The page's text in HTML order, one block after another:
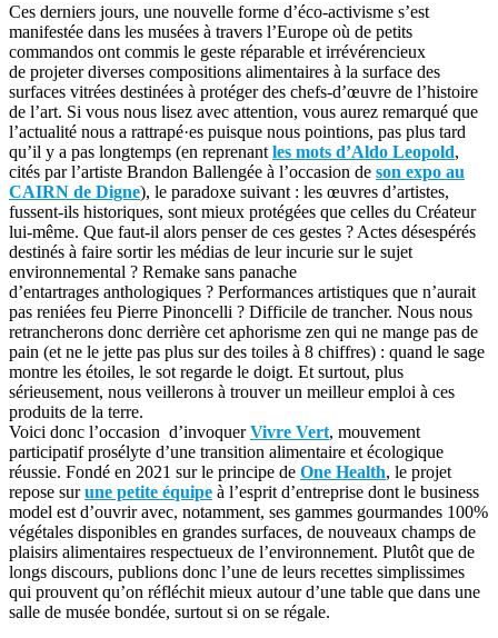
Ces derniers jours, une nouvelle forme d’éco-activisme s’est
manifestée dans les musées à travers l’Europe où de petits
commandos ont commis le geste réparable et irrévérencieux
de projeter diverses compositions alimentaires à la surface des
surfaces vitrées destinées à protéger des chefs-d’œuvre de l’histoire
de l’art. Si vous nous lisez avec attention, vous aurez remarqué que
l’actualité nous a rattrapé·es puisque nous pointions, pas plus tard
qu’il y a pas longtemps (en reprenant les mots d’Aldo Leopold,
cités par l’artiste Brandon Ballengée à l’occasion de son expo au
CAIRN de Digne), le paradoxe suivant : les œuvres d’artistes,
fussent-ils historiques, sont mieux protégées que celles du Créateur
lui-même. Que faut-il alors penser de ces gestes ? Actes désespérés
destinés à faire sortir les médias de leur incurie sur le sujet
environnemental ? Remake sans panache
d’entartrages anthologiques ? Performances artistiques que n’aurait
pas reniées feu Pierre Pinoncelli ? Difficile de trancher. Nous nous
retrancherons donc derrière cet aphorisme zen qui ne mange pas de
pain (et ne le jette pas plus sur des toiles à 8 chiffres) : quand le sage
montre les étoiles, le sot regarde le doigt. Et surtout, plus
sérieusement, nous veillerons à trouver un meilleur emploi à ces
produits de la terre.
Voici donc l’occasion d’invoquerVivre Vert, mouvement
participatif prosélyte d’une transition alimentaire et écologique
réussie. Fondé en 2021 sur le principe de One Health, le projet
repose surune petite équipe à l’esprit d’entreprise dont le business
model est d’ouvrir avec, notamment, ses gammes gourmandes 100%
végétales disponibles en grandes surfaces, de nouveaux champs de
plaisirs alimentaires respectueux de l’environnement. Plutôt que de
longs discours, publions donc l’une de leurs recettes simplissimes
qui prouvent qu’on réfléchit mieux autour d’une table que dans une
salle de musée bondée, surtout si on se régale.